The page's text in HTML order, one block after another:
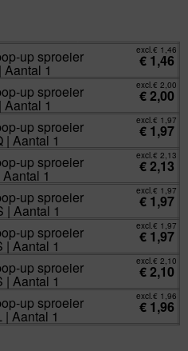
up sproeier
1
excl.€ 1,46
€ 1,46
up sproeier
1
excl.€ 2,00
€2,00
up sproeier
| Aantal 1
excl.€ 1,97
€ 1,97
up sproeier
1
excl.€ 2,13
€2,13
up sproeier
| Aantal 1
excl.€ 1,97
€ 1,97
up sproeier
| Aantal 1
excl.€ 1,97
€ 1,97
up sproeier
| Aantal 1
excl.€ 2,10
€2,10
up sproeier
Aantal 1
excl.€ 1,96
€ 1,96